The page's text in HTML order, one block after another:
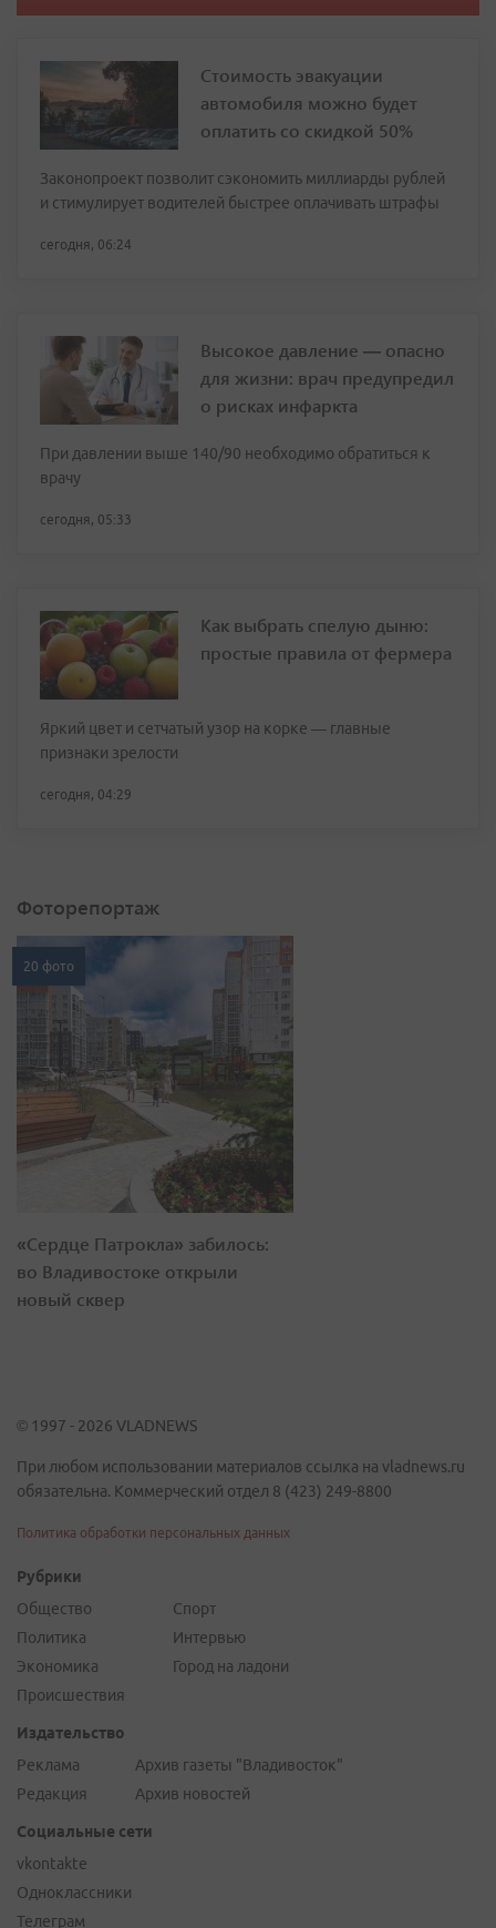
Стоимость эвакуации
автомобиля можно будет
оплатить со скидкой 50%
Законопроект позволит сэкономить миллиарды рублей
и стимулирует водителей быстрее оплачивать штрафы
сегодня, 06:24
Высокое давление — опасно
для жизни: врач предупредил
о рисках инфаркта
При давлении выше 140/90 необходимо обратиться к
врачу
сегодня, 05:33
Как выбрать спелую дыню:
простые правила от фермера
Яркий цвет и сетчатый узор на корке — главные
признаки зрелости
сегодня, 04:29
Фоторепортаж
20 фото
«Сердце Патрокла» забилось:
во Владивостоке открыли
новый сквер
© 1997 - 2026 VLADNEWS
При любом использовании материалов ссылка на vladnews.ru
обязательна. Коммерческий отдел 8 (423) 249-8800
Политика обработки персональных данных
Рубрики
Общество
Политика
Экономика
Происшествия
Спорт
Интервью
Город на ладони
Издательство
Реклама
Редакция
Архив газеты "Владивосток"
Архив новостей
Социальные сети
vkontakte
Одноклассники
Телеграм